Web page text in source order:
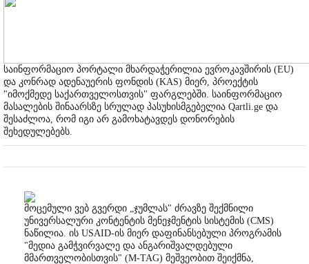
საინფორმაციო პორტალი მხარდაჭერილია ევროკავშირის (EU)
და კონრად ადენაუერის ფონდის (KAS) მიერ, პროექტის
"იმოქმედე საქართველოსთვის" ფარგლებში. საინფორმაციო
მასალების შინაარსზე სრულად პასუხისმგებელია Qartli.ge და
შესაძლოა, რომ იგი არ გამოხატავდეს დონორების
შეხედულებებს.
მოცემული ვებ გვერდი „ჯუმლას" ძრავზე შექმნილი
უნივერსალური კონტენტის მენეჯმენტის სისტემის (CMS)
ნაწილია. ის USAID-ის მიერ დაფინანსებული პროგრამის
"მედია გამჭვირვალე და ანგარიშვალდებული
მმართველობისთვის" (M-TAG) მეშვეობით შეიქმნა,